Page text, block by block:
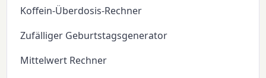
Koffein-Überdosis-Rechner
Zufälliger Geburtstagsgenerator
Mittelwert Rechner